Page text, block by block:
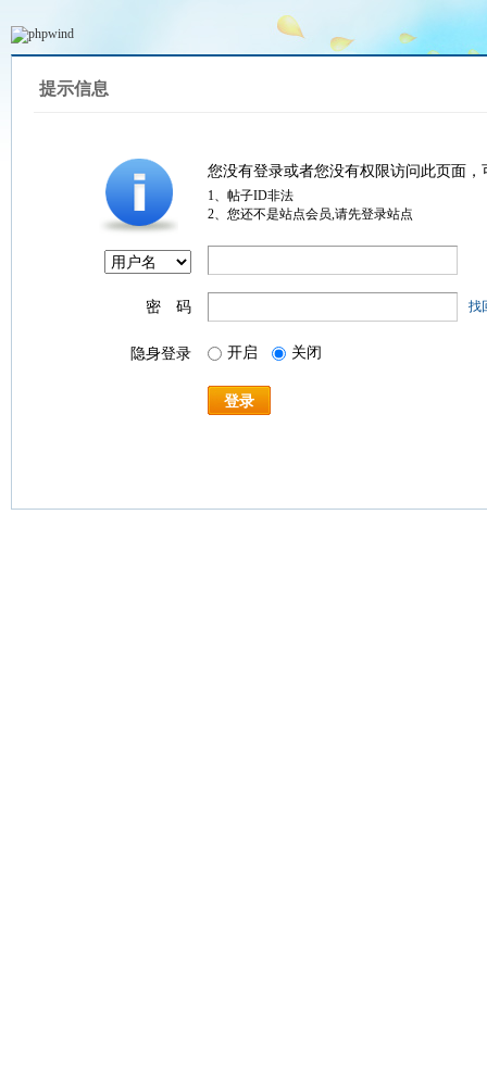
提示信息
您没有登录或者您没有权限访问此页面
1、帖子ID非法
2、您还不是站点会员,请先登录站点
密 码 找
隐身登录 开启 关闭
登录